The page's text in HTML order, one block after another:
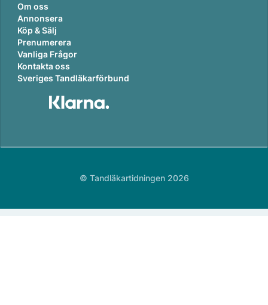
Om oss
Annonsera
Köp & Sälj
Prenumerera
Vanliga Frågor
Kontakta oss
Sveriges Tandläkarförbund
© Tandläkartidningen 2026